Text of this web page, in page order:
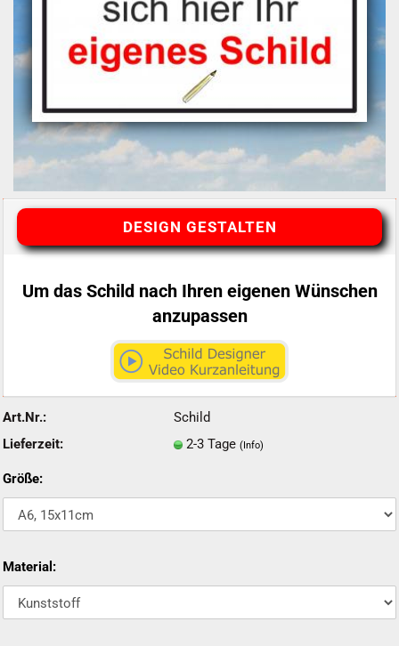
DESIGN GESTALTEN
Um das Schild nach Ihren eigenen Wünschen
anzupassen
Art.Nr.:
Schild
Lieferzeit:
2-3 Tage (Info)
Größe:
Material: